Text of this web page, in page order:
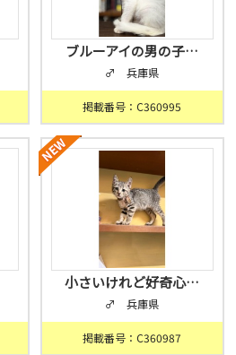
ブルーアイの男の子…
♂ 兵庫県
掲載番号：C360995
小さいけれど好奇心…
♂ 兵庫県
掲載番号：C360987